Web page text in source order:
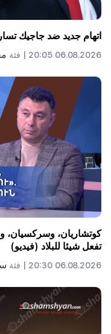
اتهام جديد ضد جاجيك
06.08.2026 20:05 | فئة
كوتشاريان، وسركسيان،
تفعل شيئا للبلاد (فيديو)
06.08.2026 20:30 | فئة